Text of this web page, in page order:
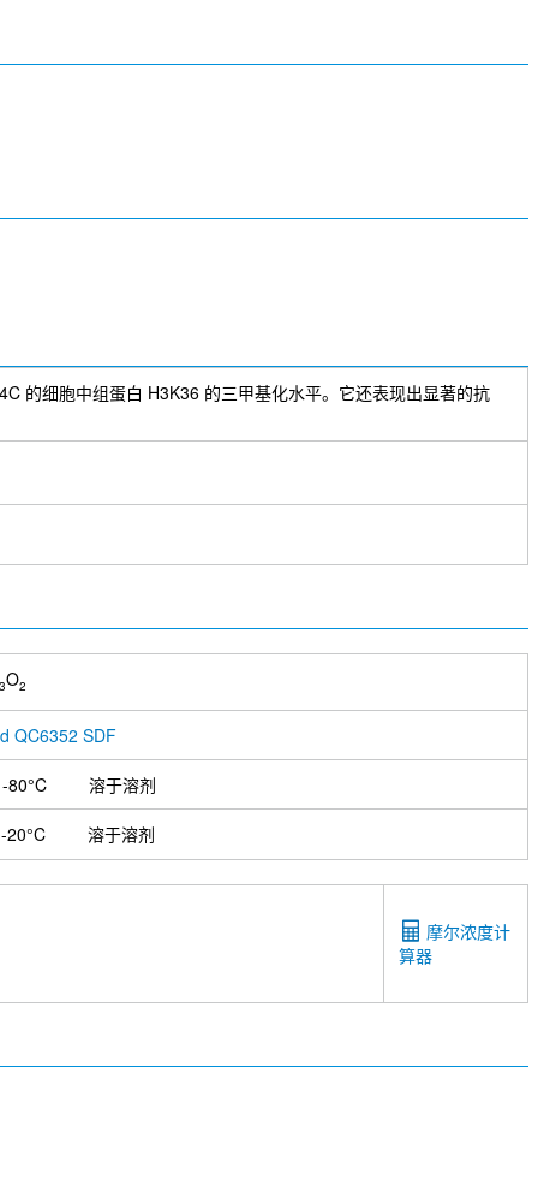
的细胞中组蛋白 H3K36 的三甲基化水平。它还表现出显著的抗
3O2
QC6352 SDF
-80°C 溶于溶剂
-20°C 溶于溶剂
摩尔浓度计
算器